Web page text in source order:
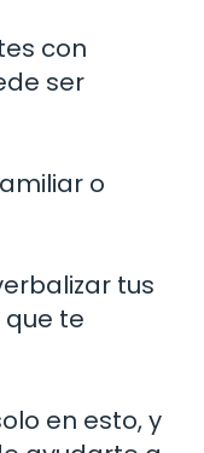
con
ser
o
tus
te
en esto, y